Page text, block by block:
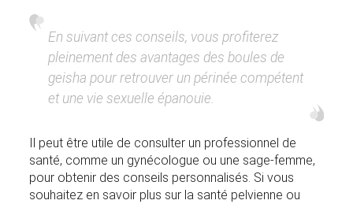
En suivant ces conseils, vous profiterez
pleinement des avantages des boules de
geisha pour retrouver un périnée compétent
et une vie sexuelle épanouie.
Il peut être utile de consulter un professionnel de
santé, comme un gynécologue ou une sage-femme,
pour obtenir des conseils personnalisés. Si vous
souhaitez en savoir plus sur la santé pelvienne ou